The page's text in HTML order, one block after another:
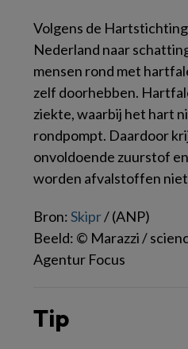
Volgens de
Nederland naar
mensen rond met
zelf doorhebben.
ziekte, waarbij het hart
rondpompt. Daardoor
onvoldoende zuurstof
worden afvalstoffen
Bron:Skipr/ (ANP)
Beeld: © Marazzi /
Agentur Focus
Tip